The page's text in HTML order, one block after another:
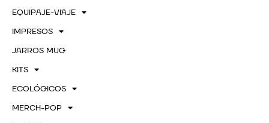
EQUIPAJE-VIAJE
IMPRESOS
JARROS MUG
KITS
ECOLÓGICOS
MERCH-POP